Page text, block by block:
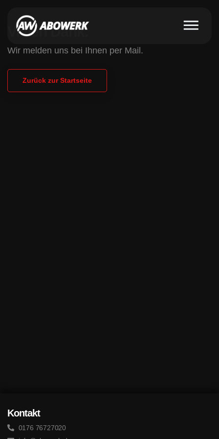
Vielen Dank.
Wir melden uns bei Ihnen per Mail.
Zurück zur Startseite
Kontakt
0176 76727020